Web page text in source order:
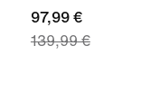
current
price
97,99 €
139,99 €